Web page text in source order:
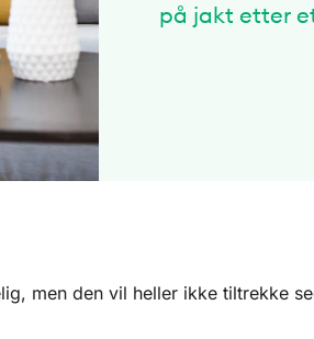
på jakt etter
men den vil heller ikke tiltrekke